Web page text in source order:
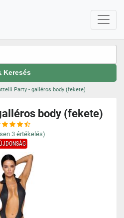
Keresés
Party - galléros body (fekete)
body (fekete)
3 értékelés)